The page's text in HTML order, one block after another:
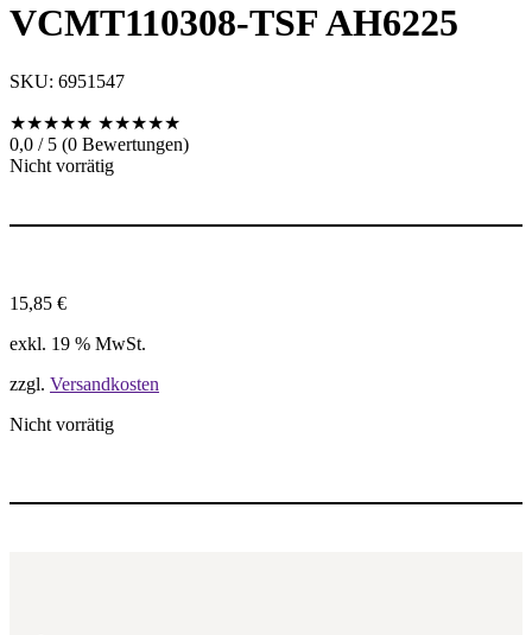
VCMT110308-TSF AH6225
SKU: 6951547
★★★★★ ★★★★★
0,0 / 5 (0 Bewertungen)
Nicht vorrätig
15,85 €
exkl. 19 % MwSt.
zzgl. Versandkosten
Nicht vorrätig